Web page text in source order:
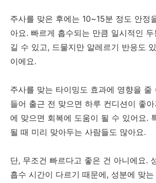
주사를 맞은 후에는 10~15분 정도 안정
아요. 빠르게 흡수되는 만큼 일시적인
길 수 있고, 드물지만 알레르기 반응도
이에요.
주사를 맞는 타이밍도 효과에 영향을 줄
들어 출근 전 맞으면 하루 컨디션이 좋
에 맞으면 회복에 도움이 될 수 있어요.
될 때 미리 맞아두는 사람들도 많아요.
단, 무조건 빠르다고 좋은 건 아니에요.
흡수 시간이 다르기 때문에, 성분에 맞